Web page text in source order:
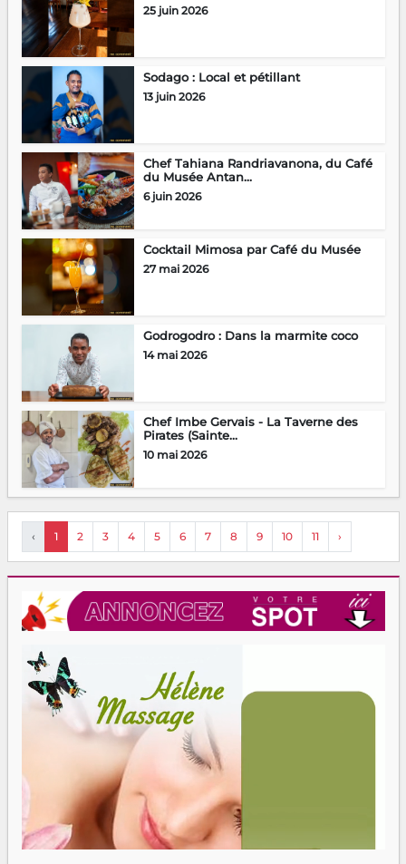
25 juin 2026
Sodago : Local et pétillant
13 juin 2026
Chef Tahiana Randriavanona, du Café
du Musée Antan...
6 juin 2026
Cocktail Mimosa par Café du Musée
27 mai 2026
Godrogodro : Dans la marmite coco
14 mai 2026
Chef Imbe Gervais - La Taverne des
Pirates (Sainte...
10 mai 2026
‹ 1 2 3 4 5 6 7 8 9 10 11 ›